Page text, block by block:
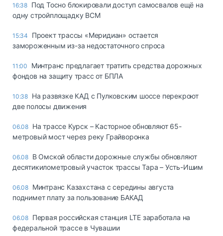
16:38 Под Тосно блокировали доступ самосвалов ещё на
одну стройплощадку ВСМ
15:34
Проект трассы «Меридиан» остается
замороженным из-за недостаточного спроса
11:00
Минтранс предлагает тратить средства дорожных
фондов на защиту трасс от БПЛА
10:38 На развязке КАД с Пулковским шоссе перекроют
две полосы движения
06.08 На трассе Курск – Касторное обновляют 65-
метровый мост через реку Грайворонка
06.08 В Омской области дорожные службы обновляют
десятикилометровый участок трассы Тара – Усть-Ишим
06.08 Минтранс Казахстана с середины августа
поднимет плату за пользование БАКАД
06.08 Первая российская станция LTE заработала на
федеральной трассе в Чувашии